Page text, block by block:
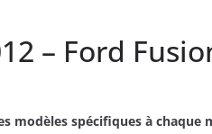
– Ford
modèles spécifiques à chaque